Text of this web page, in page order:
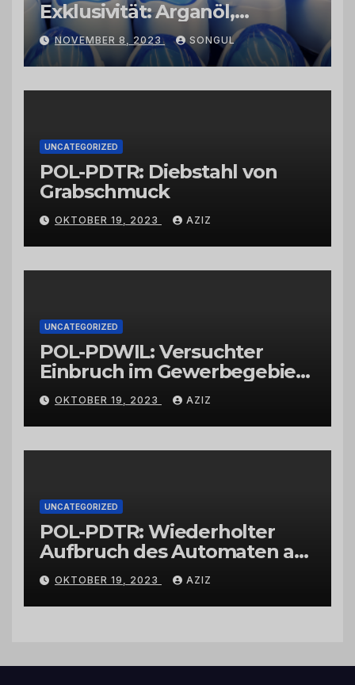
Exklusivität: Arganöl,
Kaktusfeigenkernöl und
Schwarzkümmelöl von
vertrauenswürdigen
Großhändlern und Anbietern
NOVEMBER 8, 2023 SONGUL
UNCATEGORIZED
POL-PDTR: Diebstahl von
Grabschmuck
OKTOBER 19, 2023 AZIZ
UNCATEGORIZED
POL-PDWIL: Versuchter
Einbruch im Gewerbegebiet
Wittlich
OKTOBER 19, 2023 AZIZ
UNCATEGORIZED
POL-PDTR: Wiederholter
Aufbruch des Automaten am
Wohnmobilstellplatz in
Hermeskeil am Labachweg
OKTOBER 19, 2023 AZIZ